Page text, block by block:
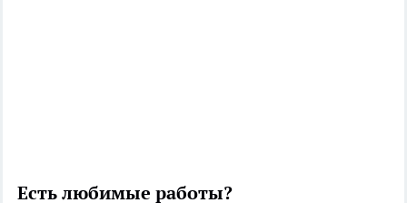
Есть любимые работы?